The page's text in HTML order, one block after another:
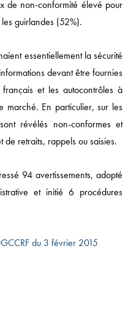
de non-conformité élevé pour
guirlandes (52%).
essentiellement la sécurité
devant être fournies
et les autocontrôles à
marché. En particulier, sur les
révélés non-conformes et
de retraits, rappels ou saisies.
94 avertissements, adopté
et initié 6 procédures
du 3 février 2015